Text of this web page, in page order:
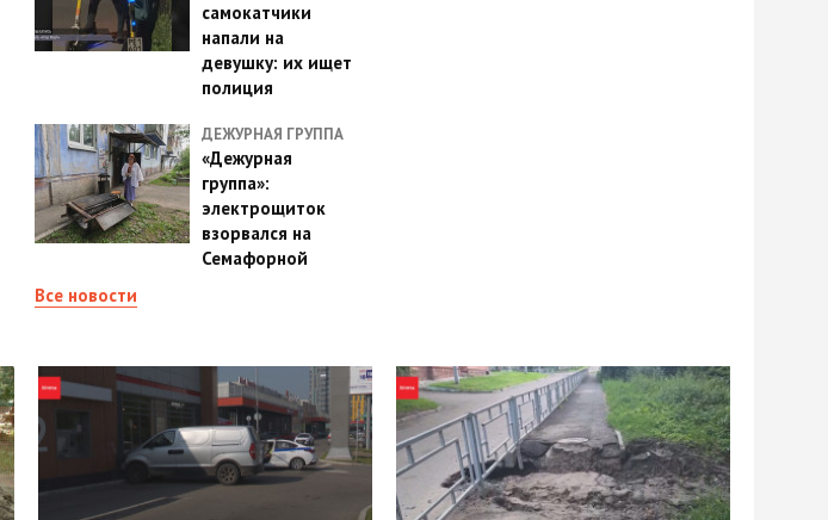
самокатчики
напали на
девушку: их ищет
полиция
ДЕЖУРНАЯ ГРУППА
«Дежурная
группа»:
электрощиток
взорвался на
Семафорной
Все новости